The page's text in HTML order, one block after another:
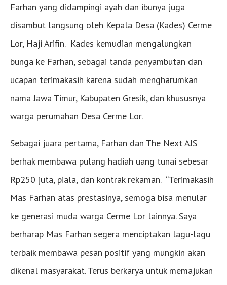
Farhan yang didampingi ayah dan ibunya juga
disambut langsung oleh Kepala Desa (Kades) Cerme
Lor, Haji Arifin. Kades kemudian mengalungkan
bunga ke Farhan, sebagai tanda penyambutan dan
ucapan terimakasih karena sudah mengharumkan
nama Jawa Timur, Kabupaten Gresik, dan khususnya
warga perumahan Desa Cerme Lor.
Sebagai juara pertama, Farhan dan The Next AJS
berhak membawa pulang hadiah uang tunai sebesar
Rp250 juta, piala, dan kontrak rekaman. “Terimakasih
Mas Farhan atas prestasinya, semoga bisa menular
ke generasi muda warga Cerme Lor lainnya. Saya
berharap Mas Farhan segera menciptakan lagu-lagu
terbaik membawa pesan positif yang mungkin akan
dikenal masyarakat. Terus berkarya untuk memajukan